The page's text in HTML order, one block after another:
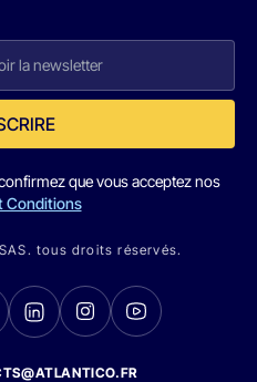
que vous acceptez nos
Conditions
tous droits réservés.